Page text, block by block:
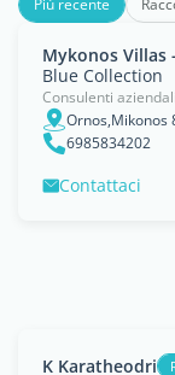
Più recente
Mykonos Villas
Blue Collection
Consulenti aziendali
Ornos,Mikonos
6985834202
Contattaci
K Karatheodri